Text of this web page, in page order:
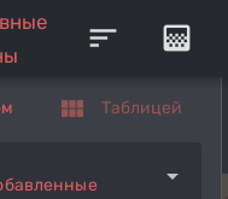
sort gradient
view_module Таблицей
arrow_drop_down